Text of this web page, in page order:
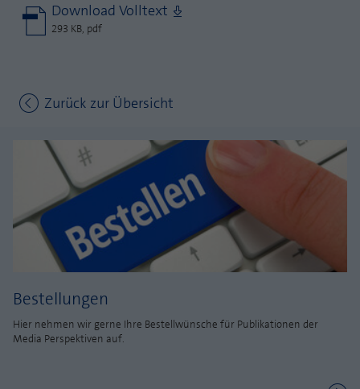
Download Volltext
293 KB, pdf
Zurück zur Übersicht
Bestellungen
Hier nehmen wir gerne Ihre Bestellwünsche für Publikationen der
Media Perspektiven auf.